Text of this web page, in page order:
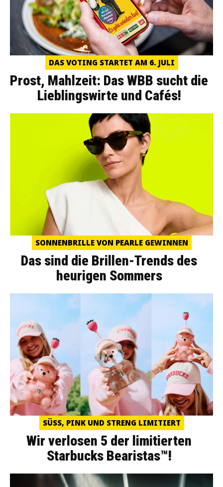
DAS VOTING STARTET AM 6. JULI
Prost, Mahlzeit: Das WBB sucht die
Lieblingswirte und Cafés!
SONNENBRILLE VON PEARLE GEWINNEN
Das sind die Brillen-Trends des
heurigen Sommers
SÜSS, PINK UND STRENG LIMITIERT
Wir verlosen 5 der limitierten
Starbucks Bearistas™!